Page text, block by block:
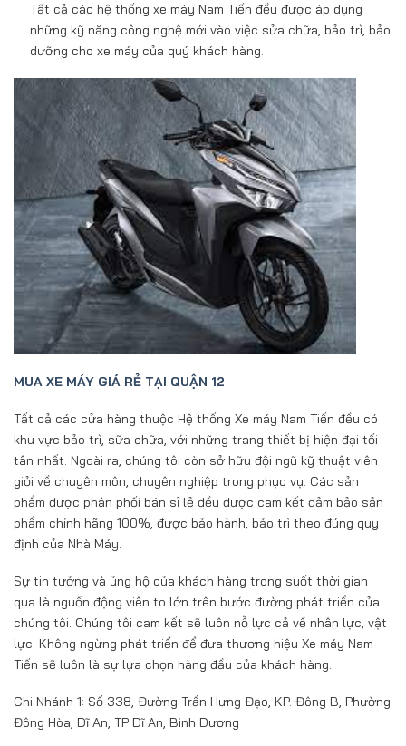
Tất cả các hệ thống xe máy Nam Tiến đều được áp dụng
những kỹ năng công nghệ mới vào việc sửa chữa, bảo trì, bảo
dưỡng cho xe máy của quý khách hàng.
MUA XE MÁY GIÁ RẺ TẠI QUẬN 12
Tất cả các cửa hàng thuộc Hệ thống Xe máy Nam Tiến đều có
khu vực bảo trì, sữa chữa, với những trang thiết bị hiện đại tối
tân nhất. Ngoài ra, chúng tôi còn sở hữu đội ngũ kỹ thuật viên
giỏi về chuyên môn, chuyên nghiệp trong phục vụ. Các sản
phẩm được phân phối bán sỉ lẻ đều được cam kết đảm bảo sản
phẩm chính hãng 100%, được bảo hành, bảo trì theo đúng quy
định của Nhà Máy.
Sự tin tưởng và ủng hộ của khách hàng trong suốt thời gian
qua là nguồn động viên to lớn trên bước đường phát triển của
chúng tôi. Chúng tôi cam kết sẽ luôn nỗ lực cả về nhân lực, vật
lực. Không ngừng phát triển để đưa thương hiệu Xe máy Nam
Tiến sẽ luôn là sự lựa chọn hàng đầu của khách hàng.
Chi Nhánh 1: Số 338, Đường Trần Hưng Đạo, KP. Đông B, Phường
Đông Hòa, Dĩ An, TP Dĩ An, Bình Dương